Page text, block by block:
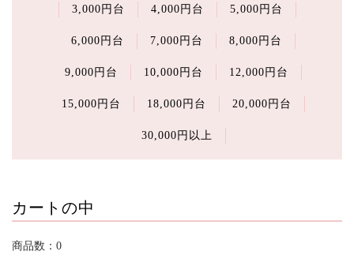
3,000円台
4,000円台 5,000円台
6,000円台 7,000円台 8,000円台
9,000円台 10,000円台 12,000円台
15,000円台 18,000円台 20,000円台
30,000円以上
カートの中
商品数：0